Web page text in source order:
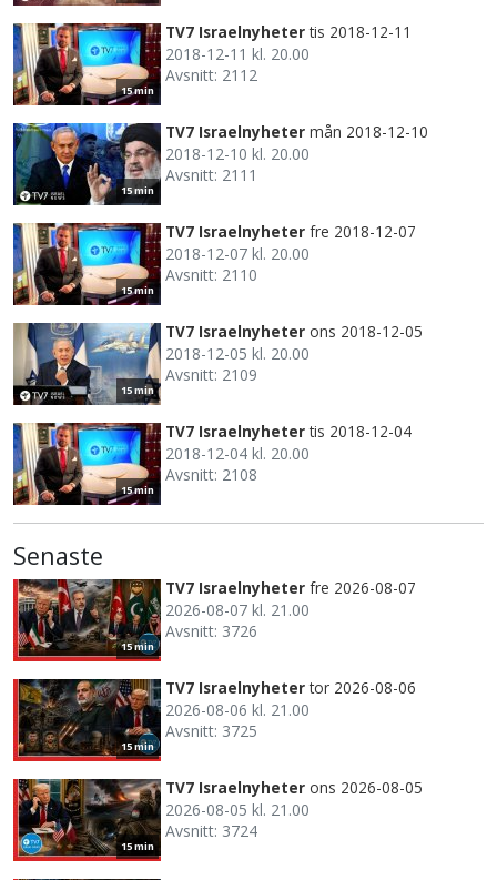
15 min
TV7 Israelnyheter tis 2018-12-11
2018-12-11 kl. 20.00
Avsnitt: 2112
15 min
TV7 Israelnyheter mån 2018-12-10
2018-12-10 kl. 20.00
Avsnitt: 2111
15 min
TV7 Israelnyheter fre 2018-12-07
2018-12-07 kl. 20.00
Avsnitt: 2110
15 min
TV7 Israelnyheter ons 2018-12-05
2018-12-05 kl. 20.00
Avsnitt: 2109
15 min
TV7 Israelnyheter tis 2018-12-04
2018-12-04 kl. 20.00
Avsnitt: 2108
Senaste
15 min
TV7 Israelnyheter fre 2026-08-07
2026-08-07 kl. 21.00
Avsnitt: 3726
15 min
TV7 Israelnyheter tor 2026-08-06
2026-08-06 kl. 21.00
Avsnitt: 3725
15 min
TV7 Israelnyheter ons 2026-08-05
2026-08-05 kl. 21.00
Avsnitt: 3724